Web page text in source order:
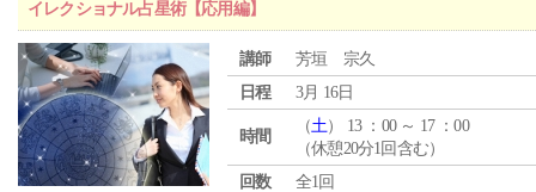
イレクショナル占星術【応用編】
講師
芳垣 宗久
日程
3月 16日
時間
（土） 13 ：00 ～ 17 ：00
（休憩20分1回含む）
回数
全1回